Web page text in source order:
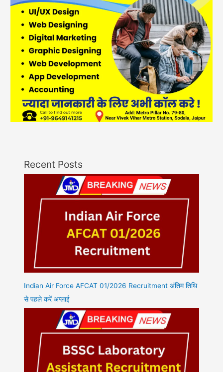
Recent Posts
Indian Air Force AFCAT 01/2026 Recruitment अंतिम तिथि
से पहले करें अप्लाई